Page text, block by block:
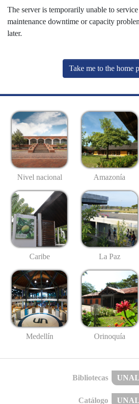
The server is temporarily unable to
maintenance downtime or capacity
later.
Take me to the home
Nivel nacional Amazonía
Caribe La Paz
Medellín Orinoquía
Bibliotecas UNAL
Catálogo UNAL